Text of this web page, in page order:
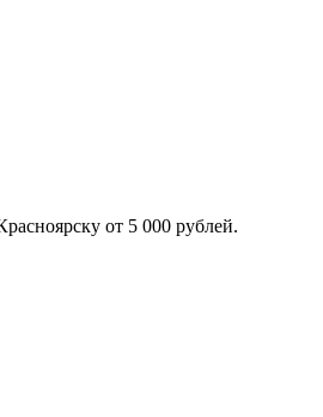
от 5 000 рублей.